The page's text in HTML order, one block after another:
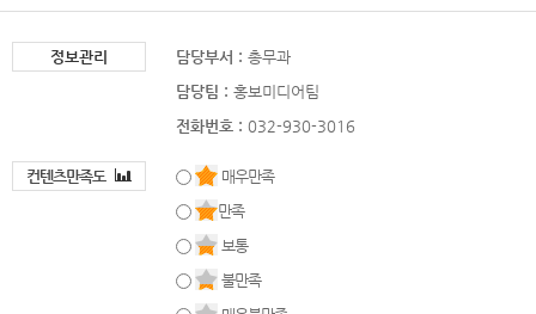
정보관리 담당부서 : 총무과
담당팀 : 홍보미디어팀
전화번호 : 032-930-3016
컨텐츠만족도
매우만족
만족
보통
불만족